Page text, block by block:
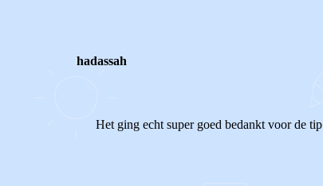
hadassah
Het ging echt super goed bedankt voor de tip